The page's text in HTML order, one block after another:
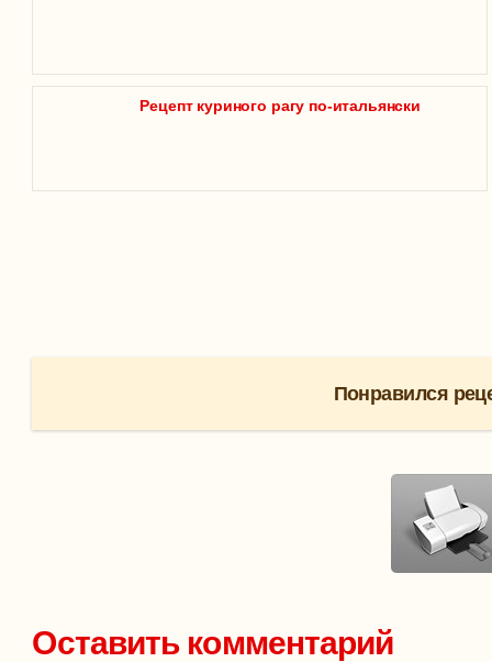
Рецепт куриного рагу по-итальянски
Понравился
Оставить комментарий